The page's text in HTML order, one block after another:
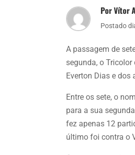
Por Vítor
Postado
A passagem de
segunda, o
Everton Dias e dos
Entre os sete, o
para a sua
fez apenas 12
último foi contra o